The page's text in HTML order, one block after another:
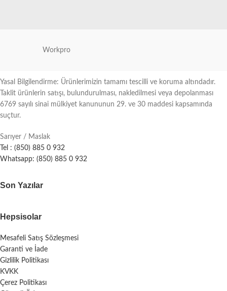
Workpro
Yasal Bilgilendirme: Ürünlerimizin tamamı tescilli ve koruma altındadır.
Taklit ürünlerin satışı, bulundurulması, nakledilmesi veya depolanması
6769 sayılı sinai mülkiyet kanununun 29. ve 30 maddesi kapsamında
suçtur.
Sarıyer / Maslak
Tel : (850) 885 0 932
Whatsapp: (850) 885 0 932
Son Yazılar
Hepsisolar
Mesafeli Satış Sözleşmesi
Garanti ve İade
Gizlilik Politikası
KVKK
Çerez Politikası